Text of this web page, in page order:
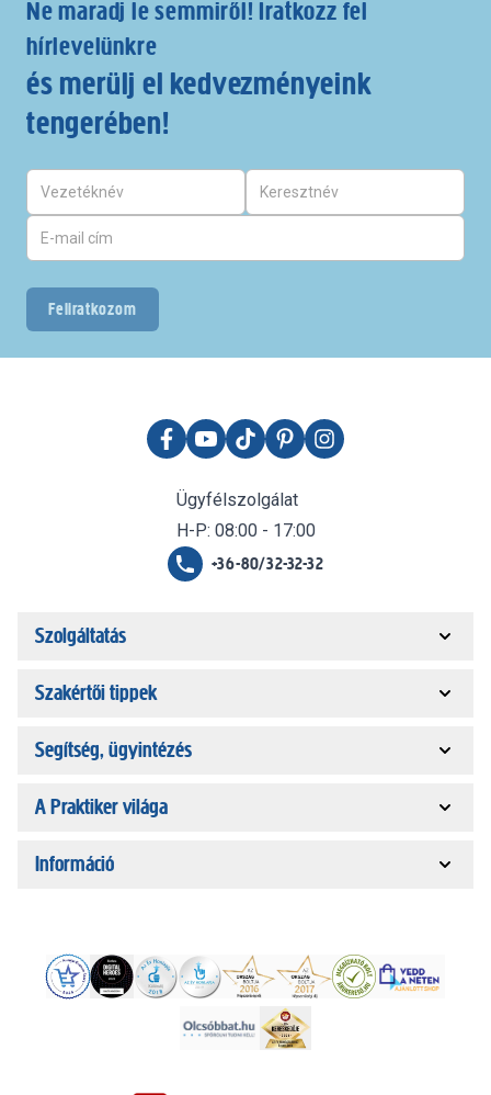
Ne maradj le semmiről! Iratkozz fel
hírlevelünkre
és merülj el kedvezményeink
tengerében!
Feliratkozom
Ügyfélszolgálat
H-P: 08:00 - 17:00
+36-80/32-32-32
Szolgáltatás
Szakértői tippek
Segítség, ügyintézés
A Praktiker világa
Információ